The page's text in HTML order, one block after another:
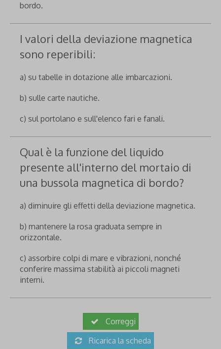
bordo.
I valori della deviazione magnetica
sono reperibili:
a) su tabelle in dotazione alle imbarcazioni.
b) sulle carte nautiche.
c) sul portolano e sull'elenco fari e fanali.
Qual è la funzione del liquido
presente all'interno del mortaio di
una bussola magnetica di bordo?
a) diminuire gli effetti della deviazione magnetica.
b) mantenere la rosa graduata sempre in
orizzontale.
c) assorbire colpi di mare e vibrazioni, nonché
conferire massima stabilità ai piccoli magneti
interni.
Correggi
Ricarica la scheda